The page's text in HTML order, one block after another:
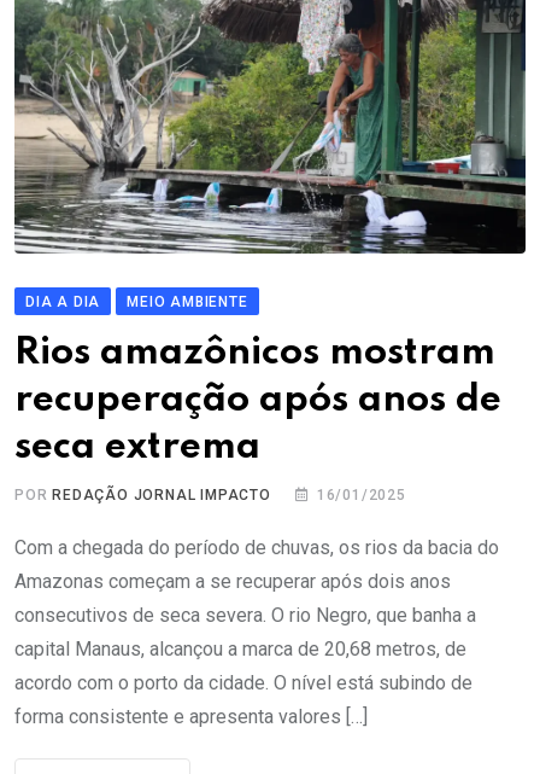
DIA A DIA MEIO AMBIENTE
Rios amazônicos mostram
recuperação após anos de
seca extrema
PORREDAÇÃO JORNAL IMPACTO 16/01/2025
Com a chegada do período de chuvas, os rios da bacia do
Amazonas começam a se recuperar após dois anos
consecutivos de seca severa. O rio Negro, que banha a
capital Manaus, alcançou a marca de 20,68 metros, de
acordo com o porto da cidade. O nível está subindo de
forma consistente e apresenta valores […]